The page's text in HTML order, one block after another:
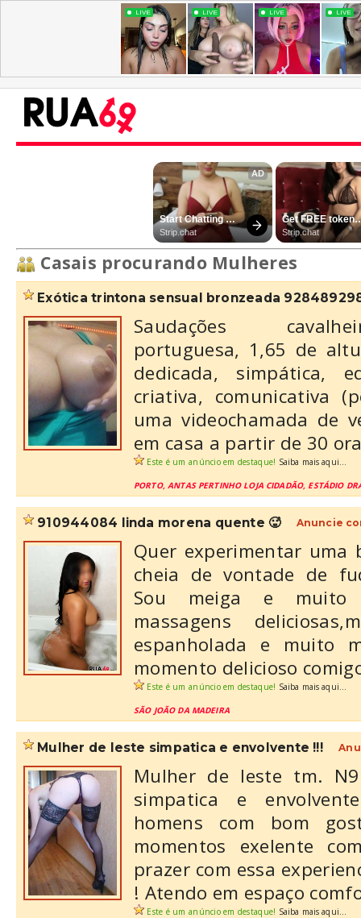
Casais procurando Mulheres
exótica trintona sensual bronzeada
Saudações
portuguesa, 1,65 de
dedicada, simpática,
criativa, comunicativa
uma videochamada de
em casa a partir de 30
Este é um anúncio em destaque! Saiba mais aqui...
PORTO, ANTAS PERTINHO LOJA CIDADÃO, ESTÁDIO
910944084 linda morena quente 🥵 Anuncie
Quer experimentar uma
cheia de vontade de
Sou meiga e muito
massagens
espanholada e muito
momento delicioso
Este é um anúncio em destaque! Saiba mais aqui...
SÃO JOÃO DA MADEIRA
mulher de leste simpatica e envolvente !!!
Mulher de leste tm.
simpatica e
homens com bom
momentos exelente
prazer com essa
! Atendo em espaço
Este é um anúncio em destaque! Saiba mais aqui...